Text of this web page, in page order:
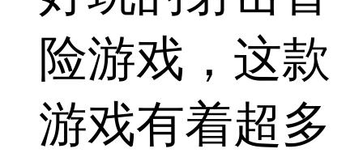
险游戏，这款
游戏有着超多